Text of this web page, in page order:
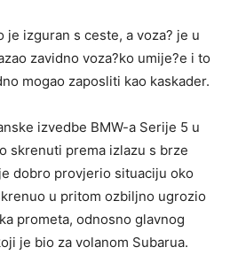
je izguran s ceste, a voza? je u
zavidno voza?ko umije?e i to
mogao zaposliti kao kaskader.
izvedbe BMW-a Serije 5 u
skrenuti prema izlazu s brze
dobro provjerio situaciju oko
u pritom ozbiljno ugrozio
prometa, odnosno glavnog
je bio za volanom Subarua.